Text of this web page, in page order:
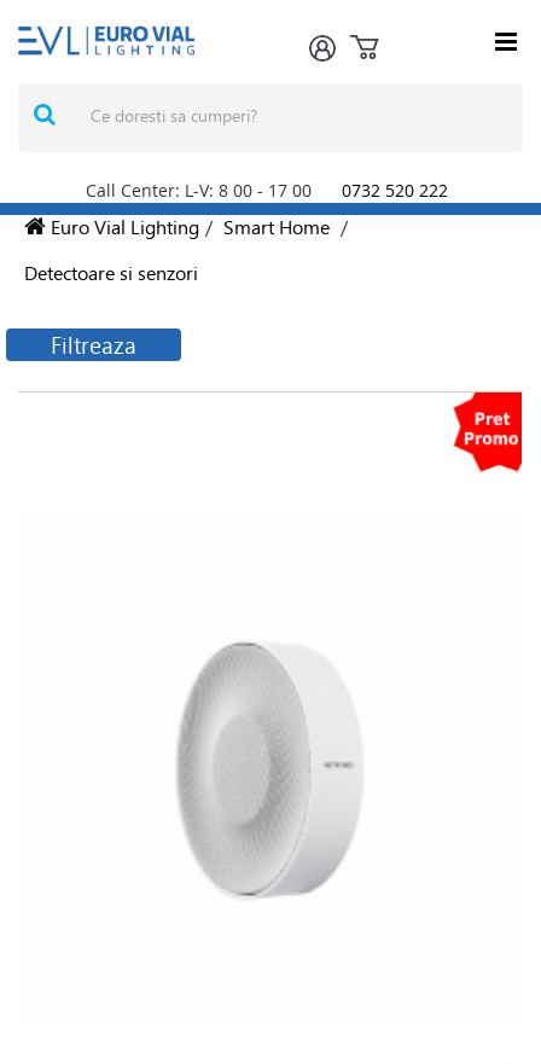
Call Center: L-V: 8 00 - 17 00 0732 520 222
Euro Vial Lighting / Smart Home /
Detectoare si senzori
Filtreaza